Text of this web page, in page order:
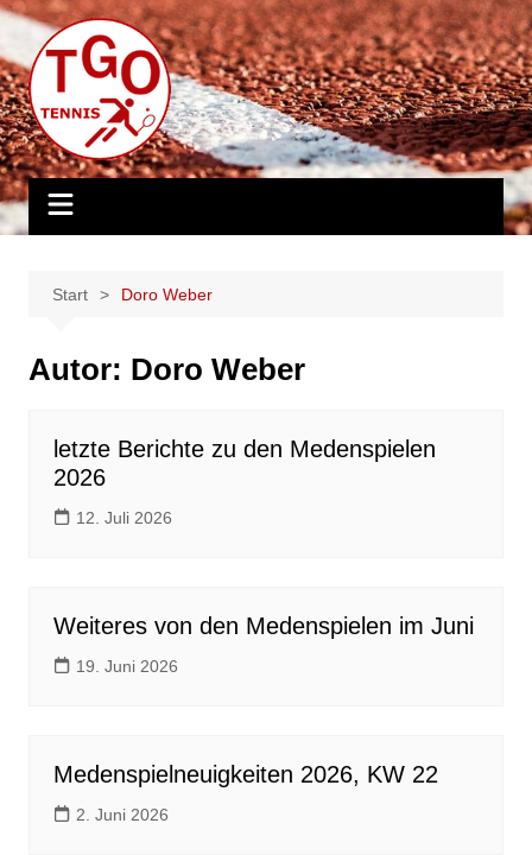
Zum
Inhalt
springen
Start Doro Weber
Autor: Doro Weber
letzte Berichte zu den Medenspielen
2026
12. Juli 2026
Weiteres von den Medenspielen im Juni
19. Juni 2026
Medenspielneuigkeiten 2026, KW 22
2. Juni 2026